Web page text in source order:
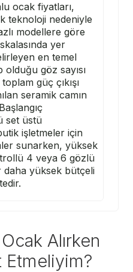
ocak fiyatları,
teknoloji nedeniyle
modellere göre
yer
en temel
göz sayısı
güç çıkışı
seramik camın
set üstü
işletmeler için
sunarken, yüksek
4 veya 6 gözlü
yüksek bütçeli
Alırken
Etmeliyim?